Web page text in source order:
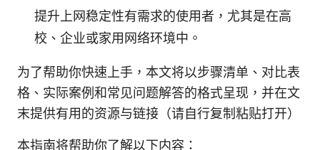
提升上网稳定性有需求的使用者，尤其是在高
校、企业或家用网络环境中。
为了帮助你快速上手，本文将以步骤清单、对比表
格、实际案例和常见问题解答的格式呈现，并在文
末提供有用的资源与链接（请自行复制粘贴打开）
本指南将帮助你了解以下内容：